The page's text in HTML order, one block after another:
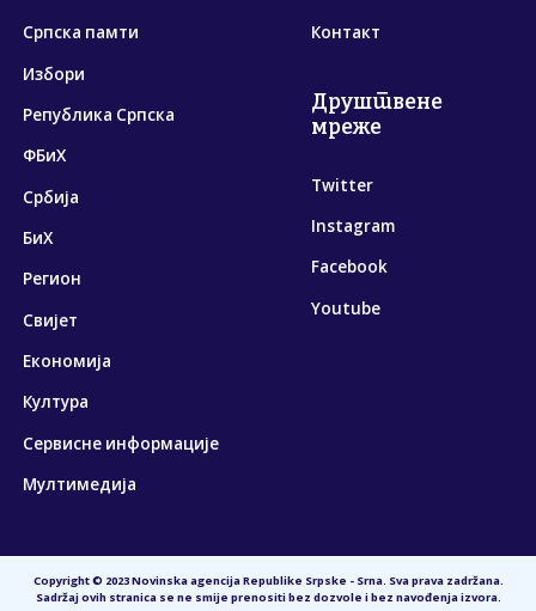
Српска памти
Избори
Република Српска
ФБиХ
Србија
БиХ
Регион
Свијет
Економија
Култура
Сервисне информације
Мултимедија
Контакт
Друштвене
мреже
Twitter
Instagram
Facebook
Youtube
Copyright © 2023 Novinska agencija Republike Srpske - Srna. Sva prava zadržana.
Sadržaj ovih stranica se ne smije prenositi bez dozvole i bez navođenja izvora.